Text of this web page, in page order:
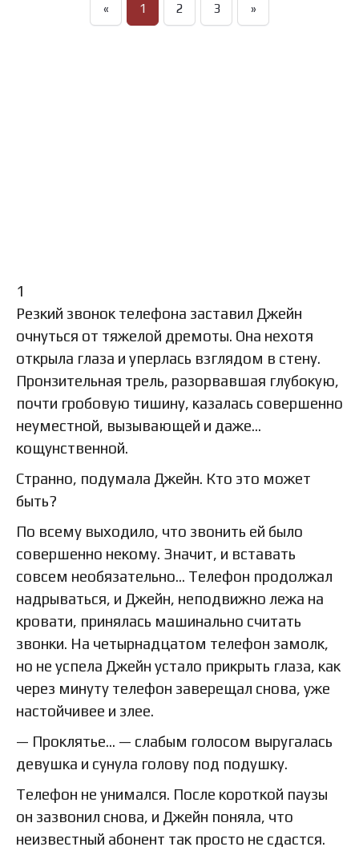
« 1 2 3 »
1
Резкий звонок телефона заставил Джейн
очнуться от тяжелой дремоты. Она нехотя
открыла глаза и уперлась взглядом в стену.
Пронзительная трель, разорвавшая глубокую,
почти гробовую тишину, казалась совершенно
неуместной, вызывающей и даже…
кощунственной.
Странно, подумала Джейн. Кто это может
быть?
По всему выходило, что звонить ей было
совершенно некому. Значит, и вставать
совсем необязательно… Телефон продолжал
надрываться, и Джейн, неподвижно лежа на
кровати, принялась машинально считать
звонки. На четырнадцатом телефон замолк,
но не успела Джейн устало прикрыть глаза, как
через минуту телефон заверещал снова, уже
настойчивее и злее.
— Проклятье… — слабым голосом выругалась
девушка и сунула голову под подушку.
Телефон не унимался. После короткой паузы
он зазвонил снова, и Джейн поняла, что
неизвестный абонент так просто не сдастся.